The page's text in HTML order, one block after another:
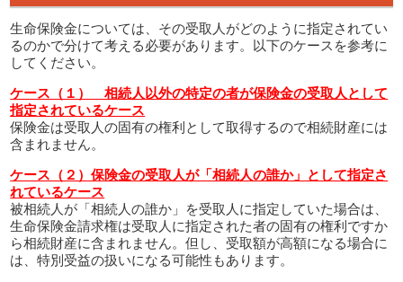
生命保険金については、その受取人がどのように指定されてい
るのかで分けて考える必要があります。以下のケースを参考に
してください。
ケース（１） 相続人以外の特定の者が保険金の受取人として
指定されているケース
保険金は受取人の固有の権利として取得するので相続財産には
含まれません。
ケース（２）保険金の受取人が「相続人の誰か」として指定さ
れているケース
被相続人が「相続人の誰か」を受取人に指定していた場合は、
生命保険金請求権は受取人に指定された者の固有の権利ですか
ら相続財産に含まれません。但し、受取額が高額になる場合に
は、特別受益の扱いになる可能性もあります。